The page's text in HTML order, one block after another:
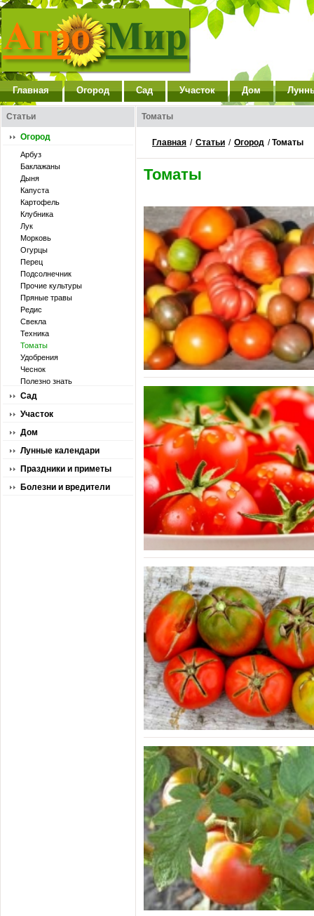
Главная Огород Сад Участок Дом
Статьи
Огород
Арбуз
Баклажаны
Дыня
Капуста
Картофель
Клубника
Лук
Морковь
Огурцы
Перец
Подсолнечник
Прочие культуры
Пряные травы
Редис
Свекла
Техника
Томаты
Удобрения
Чеснок
Полезно знать
Сад
Участок
Дом
Лунные календари
Праздники и приметы
Болезни и вредители
Томаты
Главная / Статьи / Огород /Томаты
Томаты